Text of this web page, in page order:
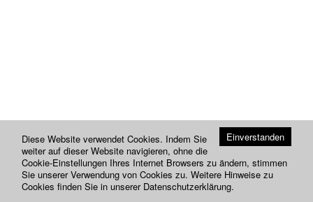
Einverstanden
Diese Website verwendet Cookies. Indem Sie
weiter auf dieser Website navigieren, ohne die
Cookie-Einstellungen Ihres Internet Browsers zu ändern, stimmen
Sie unserer Verwendung von Cookies zu. Weitere Hinweise zu
Cookies finden Sie in unserer Datenschutzerklärung.